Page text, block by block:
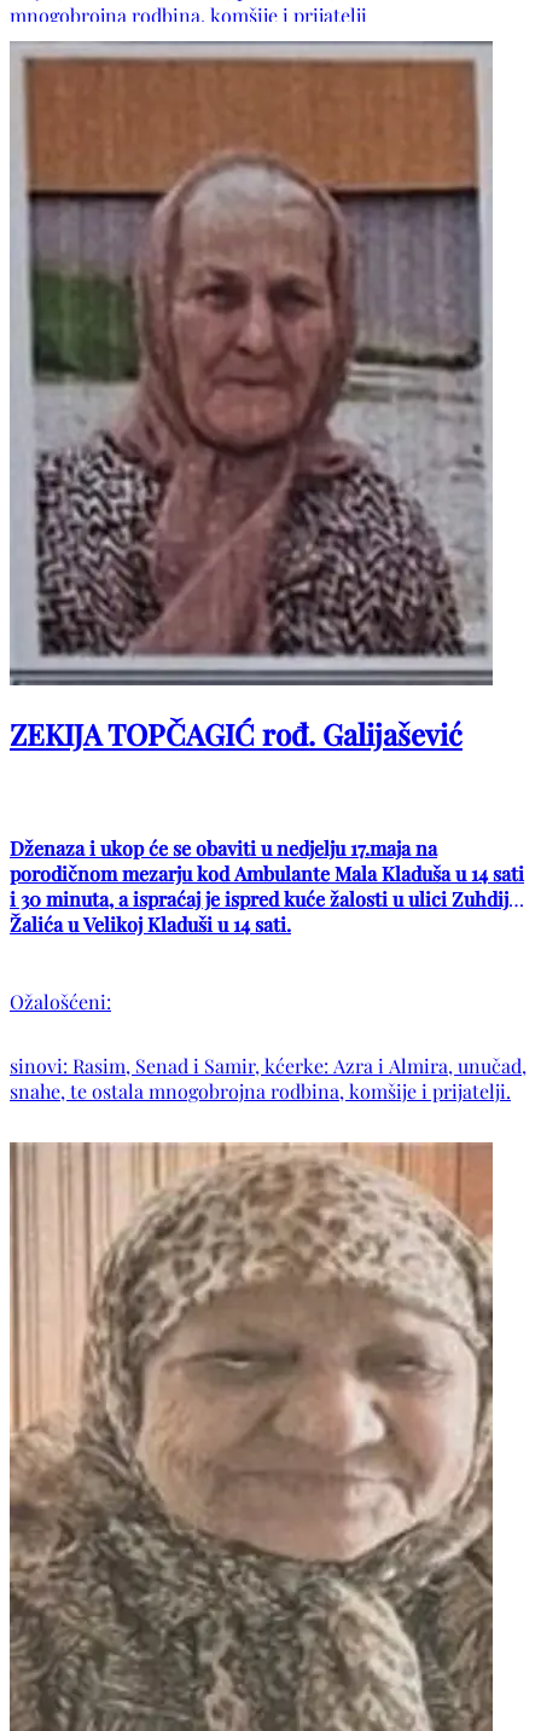
mnogobrojna rodbina, komšije i prijatelji
ZEKIJA TOPČAGIĆ rođ. Galijašević
Dženaza i ukop će se obaviti u nedjelju 17.maja na
porodičnom mezarju kod Ambulante Mala Kladuša u 14 sati
i 30 minuta, a ispraćaj je ispred kuće žalosti u ulici Zuhdije
Žalića u Velikoj Kladuši u 14 sati.
Ožalošćeni:
sinovi: Rasim, Senad i Samir, kćerke: Azra i Almira, unučad,
snahe, te ostala mnogobrojna rodbina, komšije i prijatelji.